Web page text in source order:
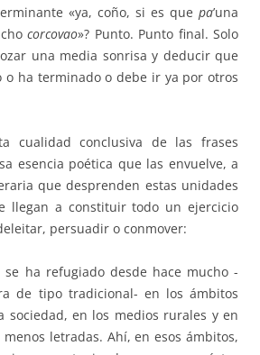
«ya, coño, si es que pa’una
corcovao»? Punto. Punto final. Solo
una media sonrisa y deducir que
o ha terminado o debe ir ya por otros
cualidad conclusiva de las frases
esencia poética que las envuelve, a
que desprenden estas unidades
llegan a constituir todo un ejercicio
persuadir o conmover:
ha refugiado desde hace mucho -
de tipo tradicional- en los ámbitos
sociedad, en los medios rurales y en
letradas. Ahí, en esos ámbitos,